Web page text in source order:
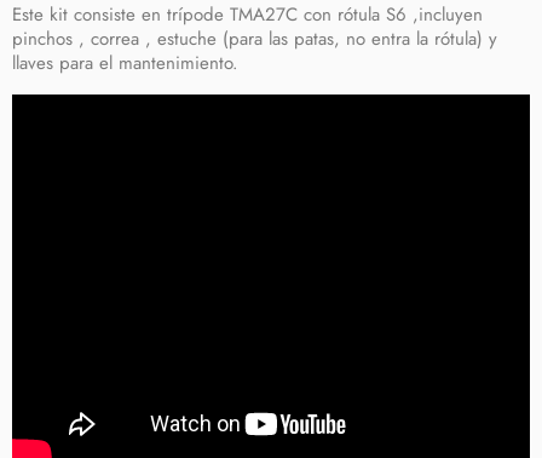
Este kit consiste en trípode TMA27C con rótula S6 ,incluyen
pinchos , correa , estuche (para las patas, no entra la rótula) y
llaves para el mantenimiento.